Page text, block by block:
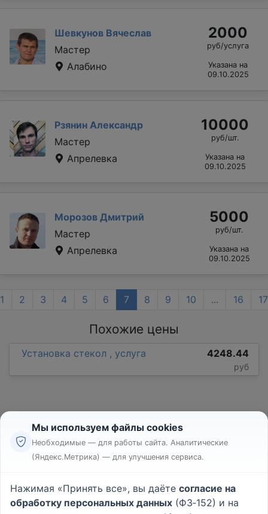
Шевкунов Вячеслав
Мастер
Алабино
2000
руб/услуга
Указана на
09.10.2025
Рзянин Александр
Мастер
Апрелевка
10000
руб/шт.
Указана на
09.10.2025
Морозов Дмитрий
Мастер
Апрелевка
5000
руб/шт.
Указана на
09.10.2025
1 2 3 4 5 6 7 8 9 10 ... 16 17
Похожие цены
Установка стекол , услуга 4248.44
руб
Реклама
Пользовательское соглашение
Политика конфиденциальности
Мы используем файлы cookies
Необходимые — для работы сайта. Аналитические
(Яндекс.Метрика) — для улучшения сервиса.
Нажимая «Принять все», вы даёте согласие на
обработку персональных данных (ФЗ‑152) и на